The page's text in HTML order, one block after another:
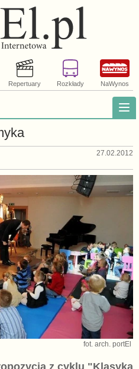
Repertuary Rozkłady NaWynos
27.02.2012
fot. arch. portEl
z cyklu "Klasyka